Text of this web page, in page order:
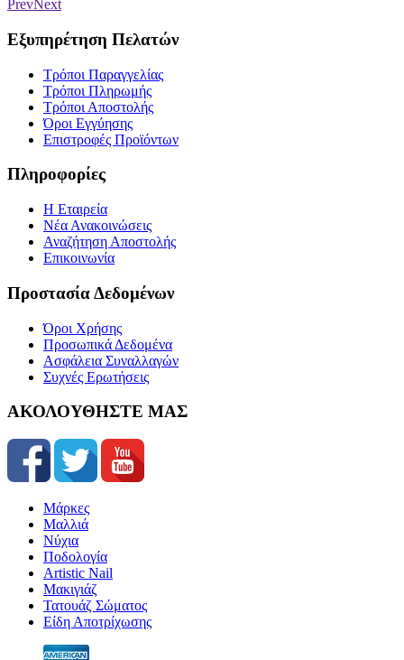
PrevNext
Εξυπηρέτηση Πελατών
Τρόποι Παραγγελίας
Τρόποι Πληρωμής
Τρόποι Αποστολής
Όροι Εγγύησης
Επιστροφές Προϊόντων
Πληροφορίες
Η Εταιρεία
Νέα Ανακοινώσεις
Αναζήτηση Αποστολής
Επικοινωνία
Προστασία Δεδομένων
Όροι Χρήσης
Προσωπικά Δεδομένα
Ασφάλεια Συναλλαγών
Συχνές Ερωτήσεις
ΑΚΟΛΟΥΘΗΣΤΕ ΜΑΣ
Μάρκες
Μαλλιά
Νύχια
Ποδολογία
Artistic Nail
Μακιγιάζ
Τατουάζ Σώματος
Είδη Αποτρίχωσης